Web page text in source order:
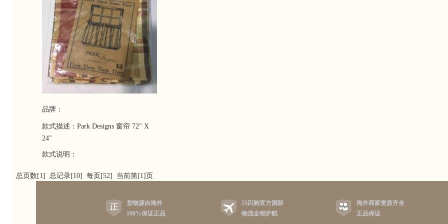
品牌：
款式描述：Park Designs 窗帘 72" X
24"
款式说明：
总页数[1] 总记录[10] 每页[52] 当前第[1]页
货物源自海外
100%保证正品
55闪购官方国际
物流全程护航
海外商家资质齐全
正品保证